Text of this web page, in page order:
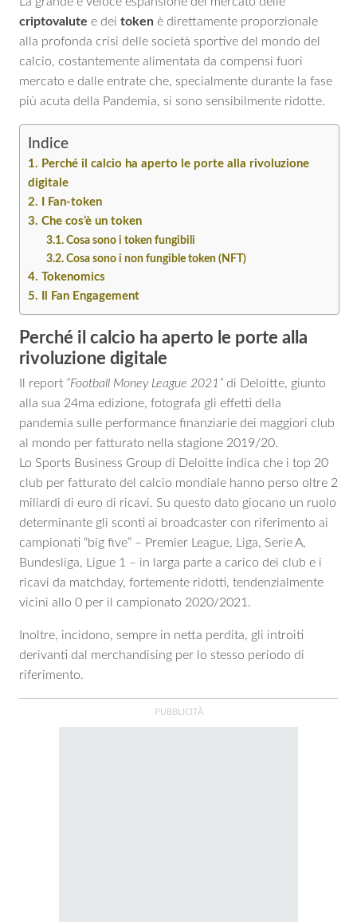
criptovalute e dei token è direttamente proporzionale
alla profonda crisi delle società sportive del mondo del
calcio, costantemente alimentata da compensi fuori
mercato e dalle entrate che, specialmente durante la fase
più acuta della Pandemia, si sono sensibilmente ridotte.
Indice
Perché il calcio ha aperto le porte alla rivoluzione
digitale
I Fan-token
Che cos’è un token
Cosa sono i token fungibili
Cosa sono i non fungible token (NFT)
Tokenomics
Il Fan Engagement
Perché il calcio ha aperto le porte alla
rivoluzione digitale
Il report “Football Money League 2021” di Deloitte, giunto
alla sua 24ma edizione, fotografa gli effetti della
pandemia sulle performance finanziarie dei maggiori club
al mondo per fatturato nella stagione 2019/20.
Lo Sports Business Group di Deloitte indica che i top 20
club per fatturato del calcio mondiale hanno perso oltre 2
miliardi di euro di ricavi. Su questo dato giocano un ruolo
determinante gli sconti ai broadcaster con riferimento ai
campionati “big five” – Premier League, Liga, Serie A,
Bundesliga, Ligue 1 – in larga parte a carico dei club e i
ricavi da matchday, fortemente ridotti, tendenzialmente
vicini allo 0 per il campionato 2020/2021.
Inoltre, incidono, sempre in netta perdita, gli introiti
derivanti dal merchandising per lo stesso periodo di
riferimento.